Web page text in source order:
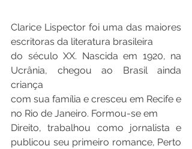
Clarice Lispector foi uma das maiores
escritoras da literatura brasileira
do século XX. Nascida em 1920, na
Ucrânia, chegou ao Brasil ainda
criança
com sua família e cresceu em Recife e
no Rio de Janeiro. Formou-se em
Direito, trabalhou como jornalista e
publicou seu primeiro romance, Perto